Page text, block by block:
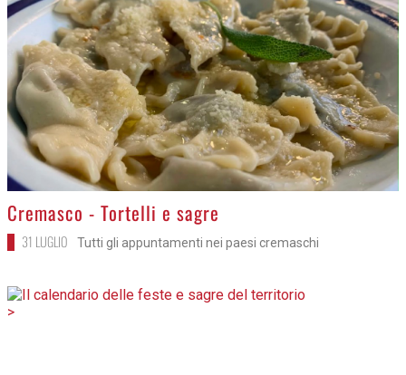
>
Cremasco - Tortelli e sagre
31 LUGLIO Tutti gli appuntamenti nei paesi cremaschi
>